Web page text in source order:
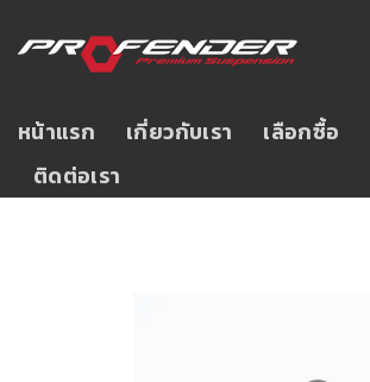
หน้าแรก เกี่ยวกับเรา เลือกซื้อ
ติดต่อเรา